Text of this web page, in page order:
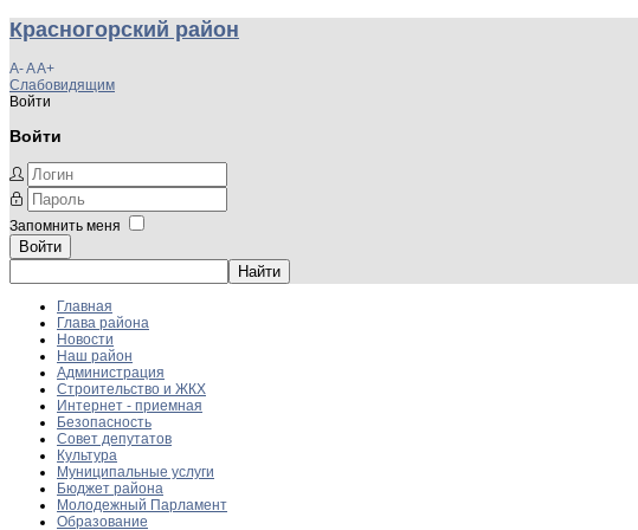
Красногорский район
A-AA+
Слабовидящим
Войти
Войти
Запомнить меня
Войти
Главная
Глава района
Новости
Наш район
Администрация
Строительство и ЖКХ
Интернет - приемная
Безопасность
Совет депутатов
Культура
Муниципальные услуги
Бюджет района
Молодежный Парламент
Образование